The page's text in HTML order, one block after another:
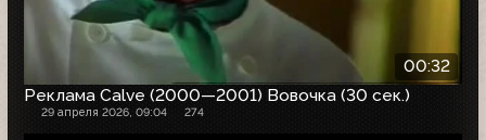
00:32
Реклама Calve (2000—2001) Вовочка (30 сек.)
29 апреля 2026, 09:04 274